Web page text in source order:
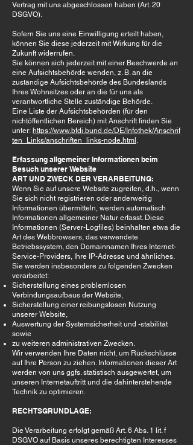
Vertrag mit uns abgeschlossen haben (Art. 20
DSGVO).
Sofern Sie uns eine Einwilligung erteilt haben,
können Sie diese jederzeit mit Wirkung für die
Zukunft widerrufen.
Sie können sich jederzeit mit einer Beschwerde an
eine Aufsichtsbehörde wenden, z. B. an die
zuständige Aufsichtsbehörde des Bundeslands
Ihres Wohnsitzes oder an die für uns als
verantwortliche Stelle zuständige Behörde.
Eine Liste der Aufsichtsbehörden (für den
nichtöffentlichen Bereich) mit Anschrift finden Sie
unter: https://www.bfdi.bund.de/DE/Infothek/Anschrif
ten_Links/anschriften_links-node.html .
Erfassung allgemeiner Informationen beim
Besuch unserer Website
ART UND ZWECK DER VERARBEITUNG:
Wenn Sie auf unsere Website zugreifen, d.h., wenn
Sie sich nicht registrieren oder anderweitig
Informationen übermitteln, werden automatisch
Informationen allgemeiner Natur erfasst. Diese
Informationen (Server-Logfiles) beinhalten etwa die
Art des Webbrowsers, das verwendete
Betriebssystem, den Domainnamen Ihres Internet-
Service-Providers, Ihre IP-Adresse und ähnliches.
Sie werden insbesondere zu folgenden Zwecken
verarbeitet:
Sicherstellung eines problemlosen
Verbindungsaufbaus der Website,
Sicherstellung einer reibungslosen Nutzung
unserer Website,
Auswertung der Systemsicherheit und -stabilität
sowie
zu weiteren administrativen Zwecken.
Wir verwenden Ihre Daten nicht, um Rückschlüsse
auf Ihre Person zu ziehen. Informationen dieser Art
werden von uns ggfs. statistisch ausgewertet, um
unseren Internetauftritt und die dahinterstehende
Technik zu optimieren.
RECHTSGRUNDLAGE:
Die Verarbeitung erfolgt gemäß Art. 6 Abs. 1 lit. f
DSGVO auf Basis unseres berechtigten Interesses